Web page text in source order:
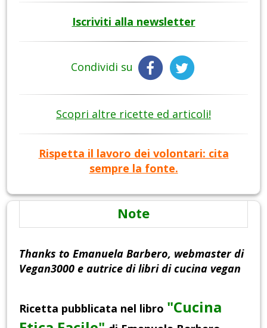
Iscriviti alla newsletter
Condividi su
Scopri altre ricette ed articoli!
Rispetta il lavoro dei volontari: cita
sempre la fonte.
Note
Thanks to Emanuela Barbero, webmaster di
Vegan3000 e autrice di libri di cucina vegan
Ricetta pubblicata nel libro "Cucina